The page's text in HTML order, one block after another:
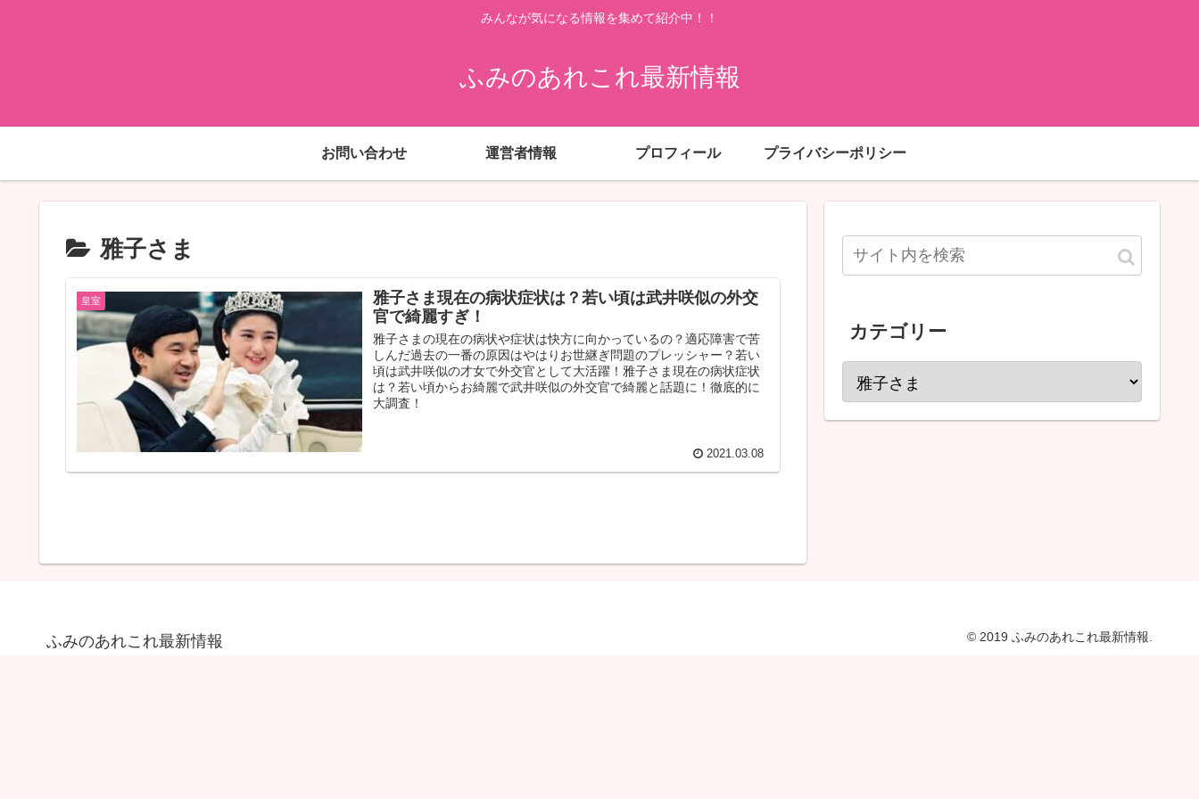
みんなが気になる情報を集めて紹介中！！
ふみのあれこれ最新情報
お問い合わせ 運営者情報 プロフィール プライバシーポリシー
雅子さま
皇室
雅子さま現在の病状症状は？若い頃は武井咲似の外交
官で綺麗すぎ！
雅子さまの現在の病状や症状は快方に向かっているの？適応障害で苦
しんだ過去の一番の原因はやはりお世継ぎ問題のプレッシャー？若い
頃は武井咲似の才女で外交官として大活躍！雅子さま現在の病状症状
は？若い頃からお綺麗で武井咲似の外交官で綺麗と話題に！徹底的に
大調査！
2021.03.08
カテゴリー
ふみのあれこれ最新情報 © 2019 ふみのあれこれ最新情報.